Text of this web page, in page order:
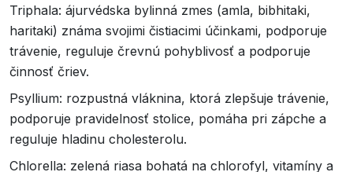
Triphala: ájurvédska bylinná zmes (amla, bibhitaki,
haritaki) známa svojimi čistiacimi účinkami, podporuje
trávenie, reguluje črevnú pohyblivosť a podporuje
činnosť čriev.
Psyllium: rozpustná vláknina, ktorá zlepšuje trávenie,
podporuje pravidelnosť stolice, pomáha pri zápche a
reguluje hladinu cholesterolu.
Chlorella: zelená riasa bohatá na chlorofyl, vitamíny a